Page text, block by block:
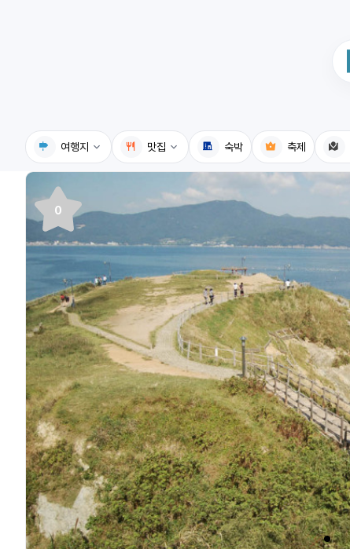
여행지
국내여행지
휴게소 n
전기충전소
식물도감
맛집
국내맛집
숙박 축제
0